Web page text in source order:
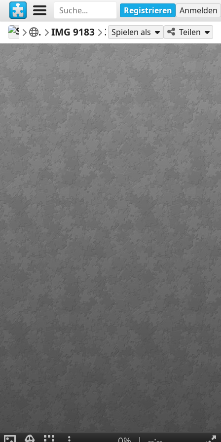
Registrieren Anmelden
Stallman55
Tonya Kappes
IMG 9183 35
Spielen als Teilen